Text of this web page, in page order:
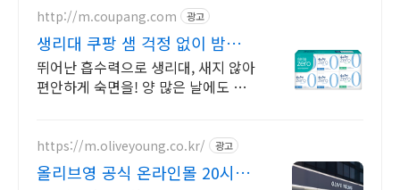
http://m.coupang.com 광고
생리대 쿠팡 샘 걱정 없이 밤새
보송하게
뛰어난 흡수력으로 생리대, 새지 않아
편안하게 숙면을! 양 많은 날에도 걱
https://m.oliveyoung.co.kr/ 광고
올리브영 공식 온라인몰 20시